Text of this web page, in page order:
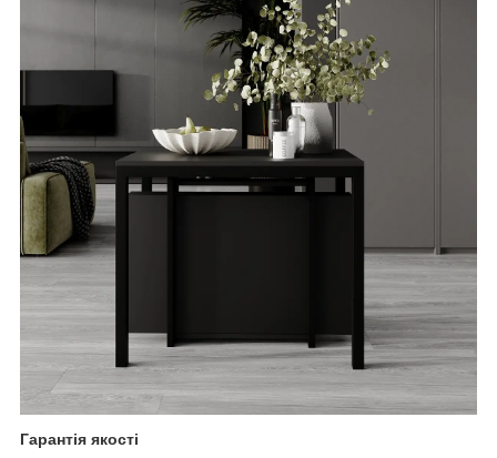
Гарантія якості